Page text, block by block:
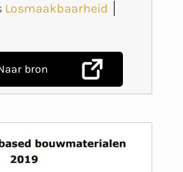
Losmaakbaarheid
bron